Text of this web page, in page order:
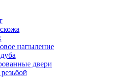
напыление
двери